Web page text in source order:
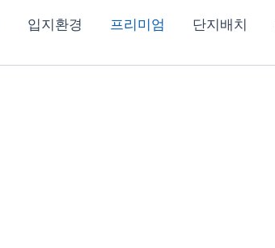
입지환경 프리미엄 단지배치